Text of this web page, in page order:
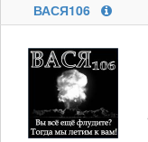
ВАСЯ106